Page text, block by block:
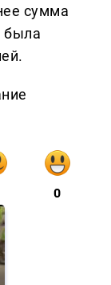
сумма
была
0